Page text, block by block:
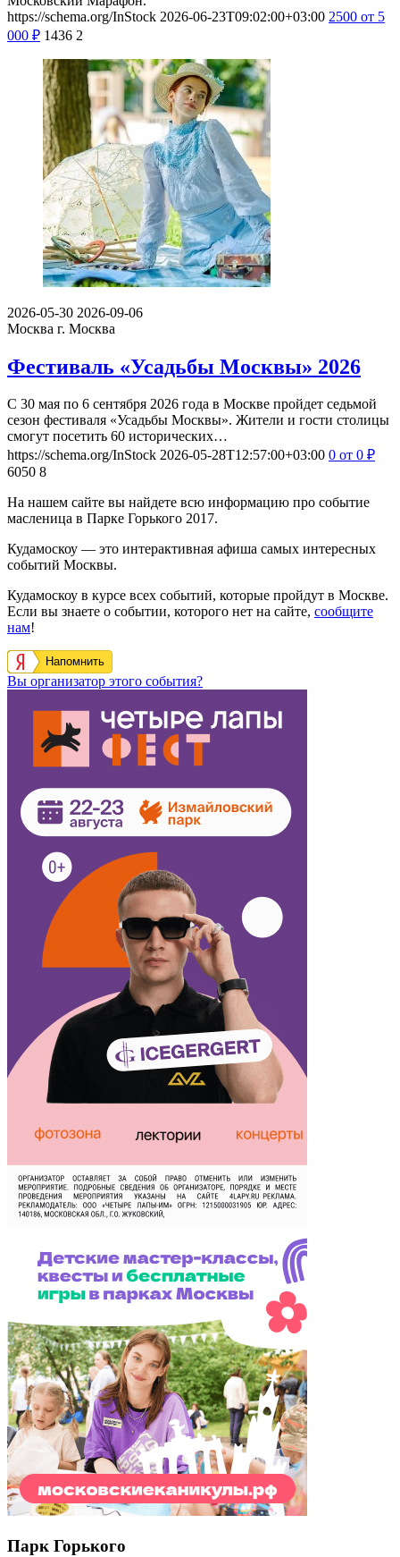
https://schema.org/InStock 2026-06-23T09:02:00+03:00 2500 от 5
000 ₽ 1436 2
2026-05-30 2026-09-06
Москва г. Москва
Фестиваль «Усадьбы Москвы» 2026
С 30 мая по 6 сентября 2026 года в Москве пройдет седьмой
сезон фестиваля «Усадьбы Москвы». Жители и гости столицы
смогут посетить 60 исторических…
https://schema.org/InStock 2026-05-28T12:57:00+03:00 0 от 0 ₽
6050 8
На нашем сайте вы найдете всю информацию про событие
масленица в Парке Горького 2017.
Кудамоскоу — это интерактивная афиша самых интересных
событий Москвы.
Кудамоскоу в курсе всех событий, которые пройдут в Москве.
Если вы знаете о событии, которого нет на сайте, сообщите
нам!
Напомнить
Вы организатор этого события?
Парк Горького